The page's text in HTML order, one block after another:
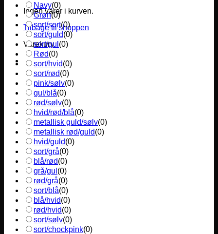
Ingen varer i kurven.
Tilbage til shoppen
Varekurv
Navy(0)
Grøn(0)
sort/sort(0)
sort/guld(0)
sort/gul (0)
Rød(0)
sort/hvid(0)
sort/rød(0)
pink/sølv(0)
gul/blå(0)
rød/sølv(0)
hvid/rød/blå(0)
metallisk guld/sølv(0)
metallisk rød/guld(0)
hvid/guld(0)
sort/grå(0)
blå/rød(0)
grå/gul (0)
rød/grå(0)
sort/blå(0)
blå/hvid(0)
rød/hvid(0)
sort/sølv(0)
sort/chockpink(0)